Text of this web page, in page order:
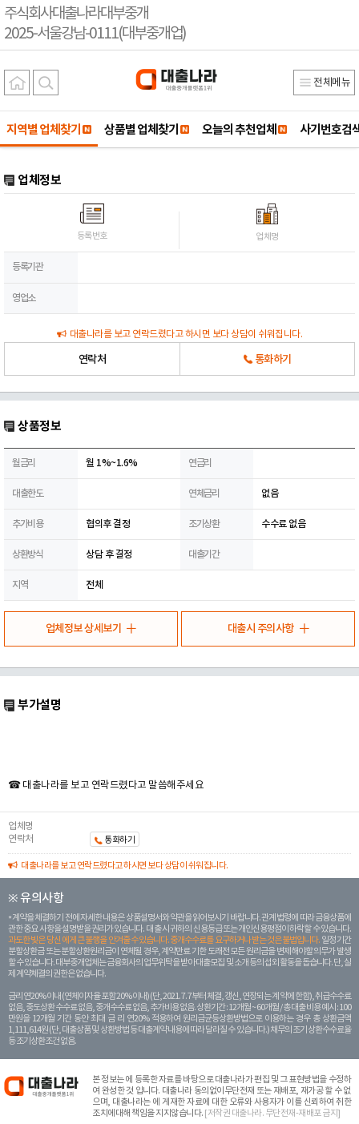
주식회사대출나라대부중개
2025-서울강남-0111(대부중개업)
전체메뉴
지역별 업체찾기 상품별 업체찾기 오늘의 추천업체 사기번호검
업체정보
등록번호 업체명
등록기관
영업소
대출나라를 보고 연락드렸다고 하시면 보다 상담이 쉬워집니다.
연락처 통화하기
상품정보
월금리 월 1%~1.6% 연금리
대출한도 연체금리 없음
추가비용 협의후 결정 조기상환 수수료 없음
상환방식 상담 후 결정 대출기간
지역 전체
업체정보 상세보기 대출시 주의사항
부가설명
☎ 대출나라를 보고 연락드렸다고 말씀해주세요
업체명
연락처
통화하기
대출나라를 보고 연락드렸다고 하시면 보다 상담이 쉬워집니다.
※ 유의사항
계약을 체결하기 전에 자세한 내용은 상품설명서와 약관을 읽어보시기 바랍니다. 관계 법령에 따라 금융상품에
관한 중요 사항을 설명받을 권리가 있습니다. 대 출 시 귀하의 신용등급 또는 개인신용평점이 하락할 수 있습니다.
과도한 빚은 당신 에게 큰 불행을 안겨줄 수 있습니다. 중개수수료를 요구하거나 받는 것은 불법입니다. 일정 기간
분할상환금 또는 분할상환원리금이 연체될 경우, 계약만료 기한 도래전 모든 원리금을 변제해야할 의무가 발생
할 수 있습니다. 대부중개업체는 금융회사의 업무위탁을 받아 대출모집 및 소개 등의 섭외 활동을 돕습니다. 단, 실
제 계약체결의 권한은 없습니다.
금리 연20% 이내 (연체이자율 포함 20% 이내) (단, 2021. 7. 7부터 체결, 갱신, 연장되는 계 약에 한함), 취급수수료
없음, 중도상환 수수료 없음, 중개수수료 없음, 추가비용 없음. 상환기간 : 12개월 ~ 60개월 / 총 대출 비용 예시 : 100
만원을 12개월 기간 동안 최대 금 리 연20% 적용하여 원리금균등상환방법으로 이용하는 경우 총 상환금액
1,111,614원 (단, 대출상품 및 상환방법 등 대출계약 내용에 따라 달라질 수 있습니다.) 채무의 조기 상환수수료율
등 조기상환조건 없음.
본 정보는에 등록한 자료를 바탕으로 대출나라가 편집 및 그 표현방법을 수정하
여 완성한 것 입니다. 대출나라 동의없이무단전재 또는 재배포, 재가공 할 수 없
으며, 대출나라는 에 게재한 자료에 대한 오류와 사용자가 이를 신뢰하여 취한
조치에대해 책임을 지지않습니다. [저작권 대출나라. 무단전재-재배포 금지]